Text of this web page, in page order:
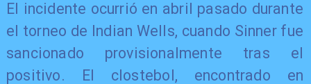
El incidente ocurrió en abril pasado durante
el torneo de Indian Wells, cuando Sinner fue
sancionado provisionalmente tras el
positivo. El clostebol, encontrado en